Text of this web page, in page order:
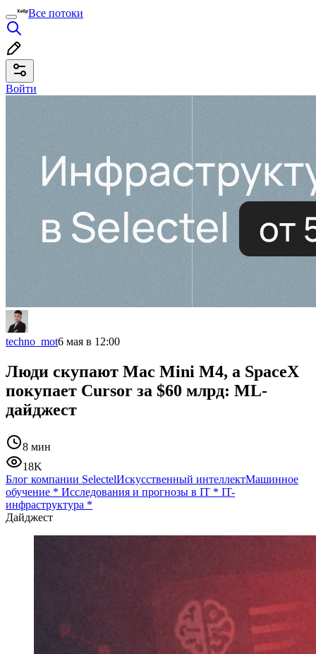
Все потоки
Войти
techno_mot6 мая в 12:00
Люди скупают Mac Mini M4, а SpaceX
покупает Cursor за $60 млрд: ML-
дайджест
8 мин
18K
Блог компании SelectelИскусственный интеллектМашинное
обучение * Исследования и прогнозы в IT * IT-
инфраструктура *
Дайджест